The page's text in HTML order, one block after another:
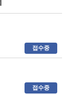
접수중
접수중